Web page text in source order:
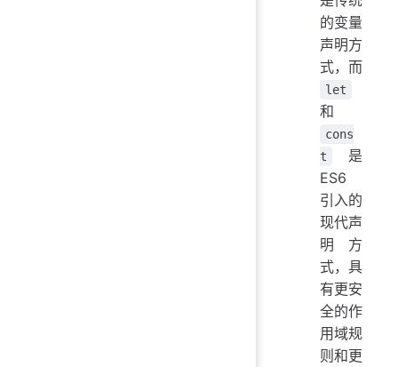
的变量
声明方
式，而
let
和
cons
t
是
ES6
引入的
现代声
明方
式，具
有更安
全的作
用域规
则和更